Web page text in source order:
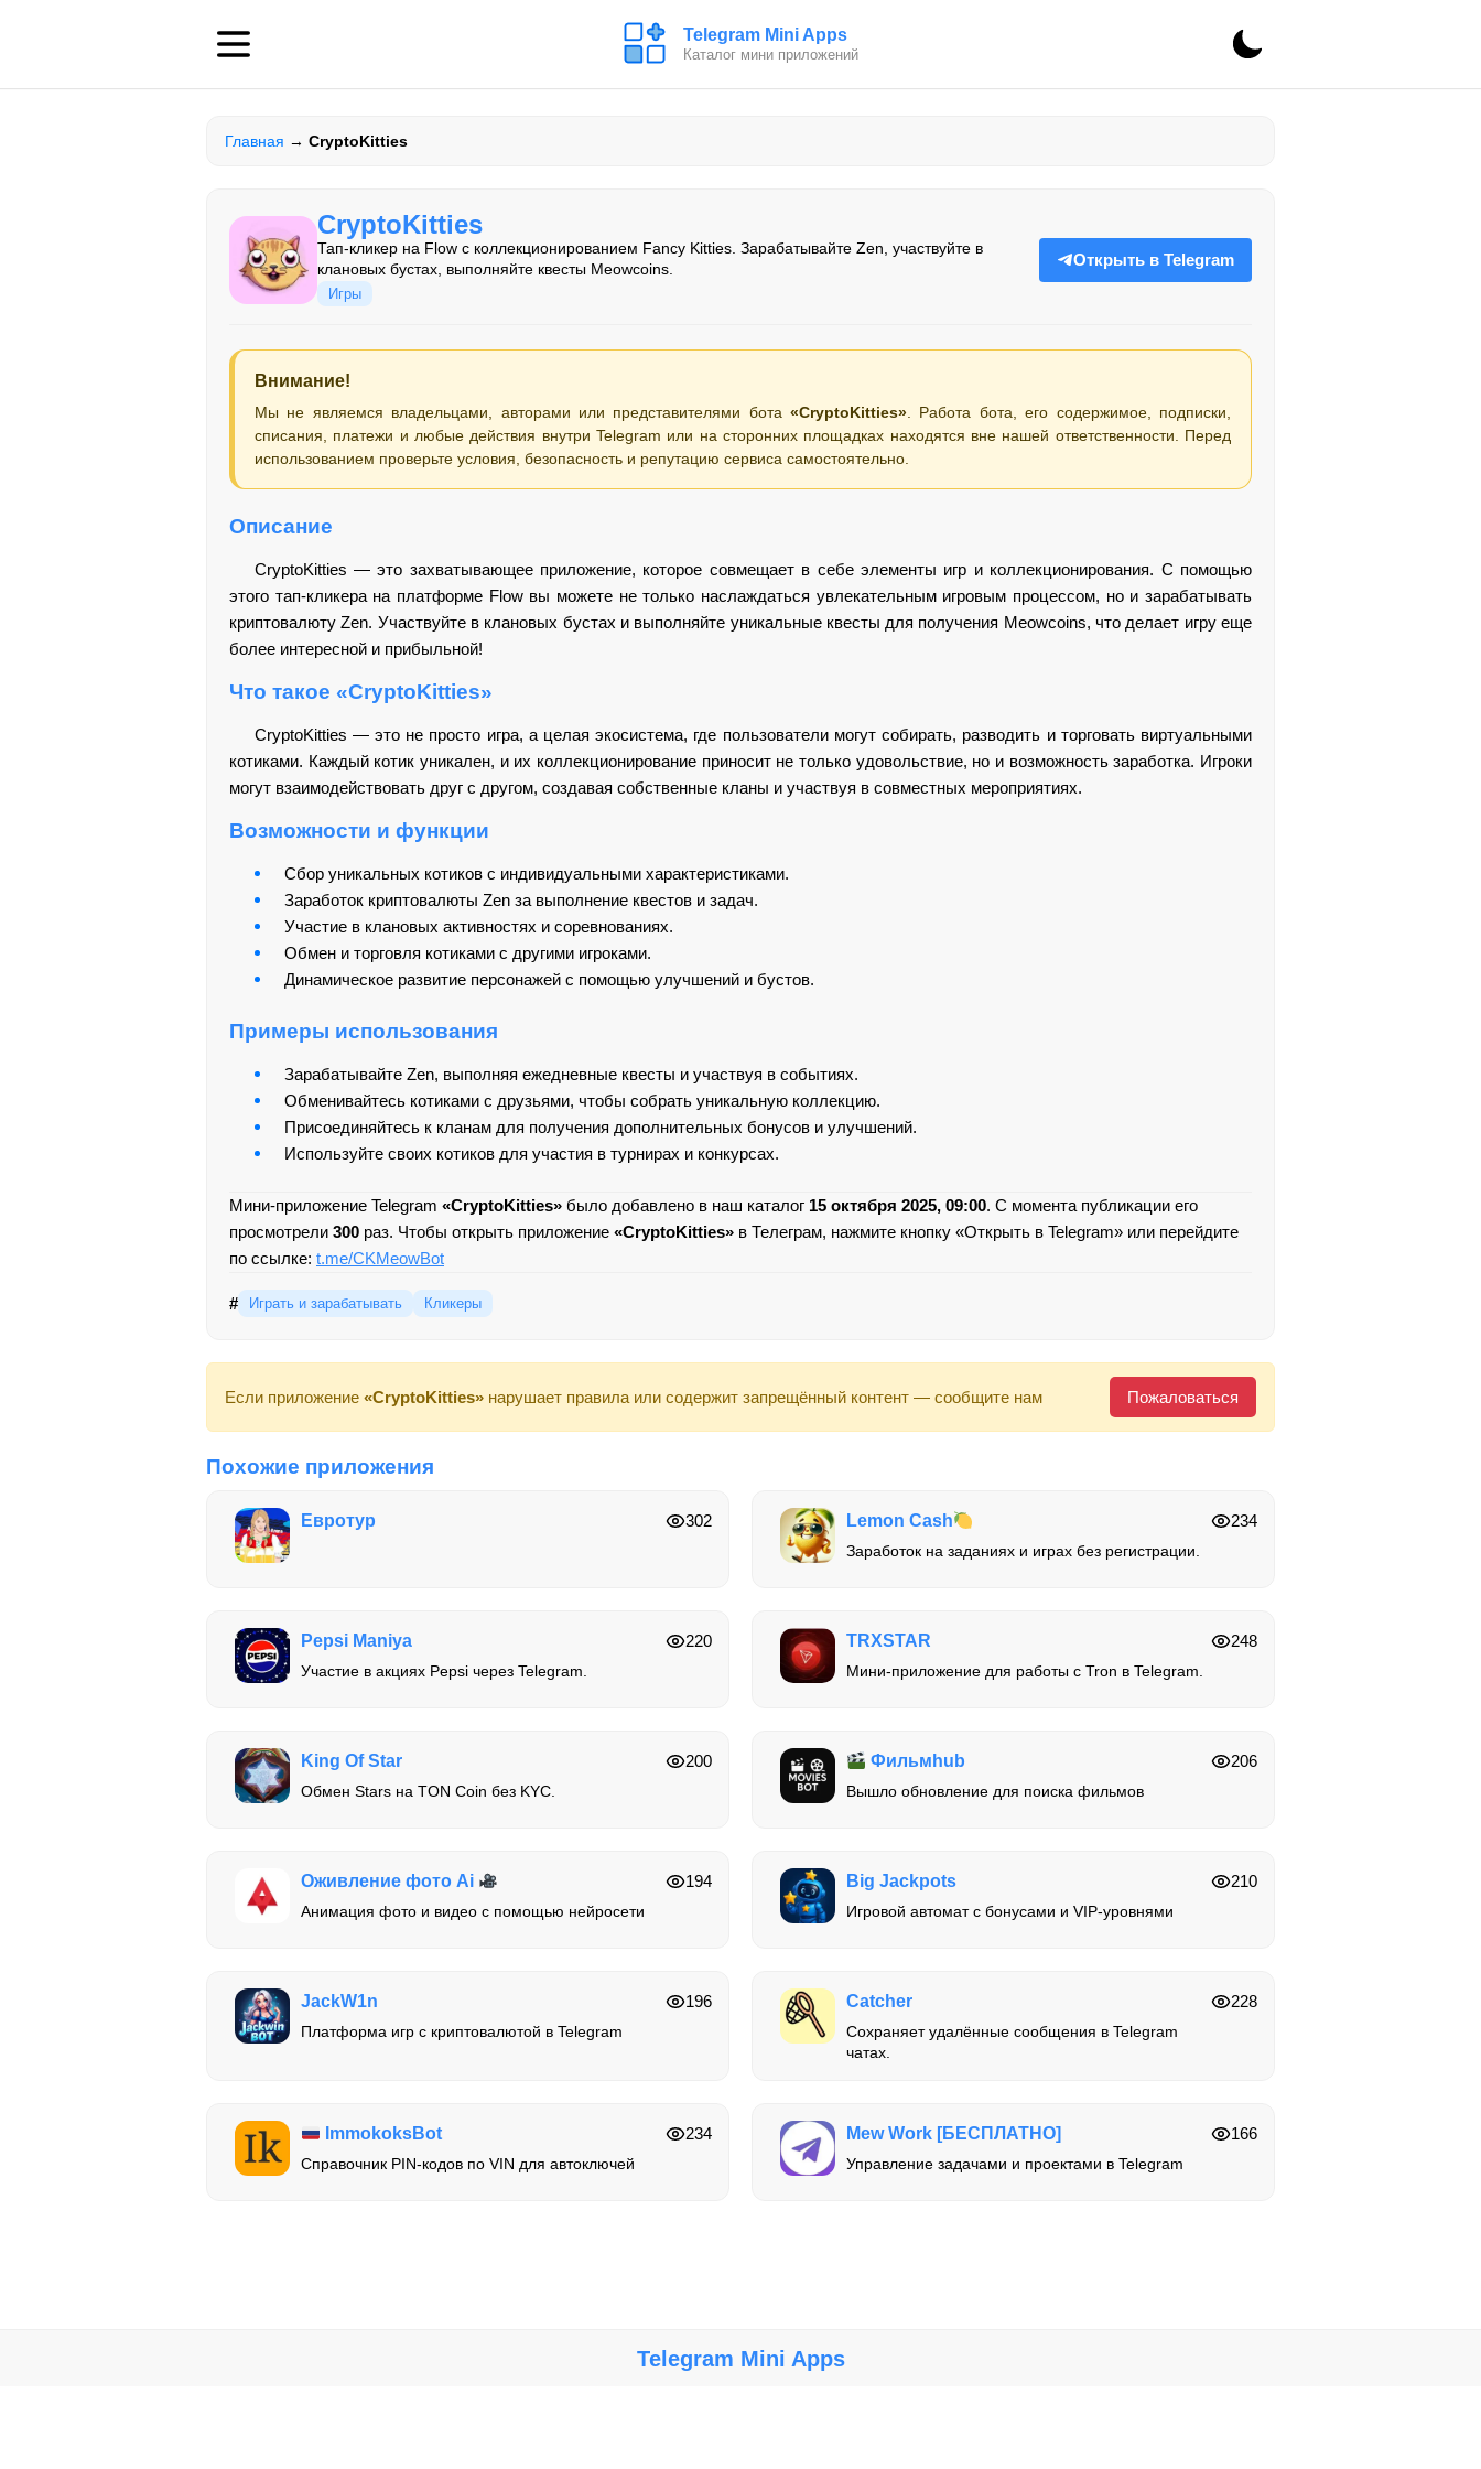
Telegram Mini Apps
Каталог мини приложений
Главная → CryptoKitties
CryptoKitties
Тап-кликер на Flow с коллекционированием Fancy Kitties. Зарабатывайте Zen, участвуйте в
клановых бустах, выполняйте квесты Meowcoins.
Игры
Открыть в Telegram
Внимание!
Мы не являемся владельцами, авторами или представителями бота«CryptoKitties» . Работа бота, его содержимое, подписки,
списания, платежи и любые действия внутри Telegram или на сторонних площадках находятся вне нашей ответственности. Перед
использованием проверьте условия, безопасность и репутацию сервиса самостоятельно.
Описание
CryptoKitties — это захватывающее приложение, которое совмещает в себе элементы игр и коллекционирования. С помощью
этого тап-кликера на платформе Flow вы можете не только наслаждаться увлекательным игровым процессом, но и зарабатывать
криптовалюту Zen. Участвуйте в клановых бустах и выполняйте уникальные квесты для получения Meowcoins, что делает игру еще
более интересной и прибыльной!
Что такое «CryptoKitties»
CryptoKitties — это не просто игра, а целая экосистема, где пользователи могут собирать, разводить и торговать виртуальными
котиками. Каждый котик уникален, и их коллекционирование приносит не только удовольствие, но и возможность заработка. Игроки
могут взаимодействовать друг с другом, создавая собственные кланы и участвуя в совместных мероприятиях.
Возможности и функции
Сбор уникальных котиков с индивидуальными характеристиками.
Заработок криптовалюты Zen за выполнение квестов и задач.
Участие в клановых активностях и соревнованиях.
Обмен и торговля котиками с другими игроками.
Динамическое развитие персонажей с помощью улучшений и бустов.
Примеры использования
Зарабатывайте Zen, выполняя ежедневные квесты и участвуя в событиях.
Обменивайтесь котиками с друзьями, чтобы собрать уникальную коллекцию.
Присоединяйтесь к кланам для получения дополнительных бонусов и улучшений.
Используйте своих котиков для участия в турнирах и конкурсах.
Мини-приложение Telegram «CryptoKitties» было добавлено в наш каталог 15 октября 2025, 09:00. С момента публикации его
просмотрели 300 раз. Чтобы открыть приложение «CryptoKitties» в Телеграм, нажмите кнопку «Открыть в Telegram» или перейдите
по ссылке: t.me/CKMeowBot
# Играть и зарабатывать Кликеры
Если приложение «CryptoKitties» нарушает правила или содержит запрещённый контент — сообщите нам Пожаловаться
Похожие приложения
Евротур 302 Lemon Cash
Заработок на заданиях и играх без регистрации.
234
Pepsi Maniya
Участие в акциях Pepsi через Telegram.
220 TRXSTAR
Мини-приложение для работы с Tron в Telegram.
248
King Of Star
Обмен Stars на TON Coin без KYC.
200 Фильмhub
Вышло обновление для поиска фильмов
206
Оживление фото Ai
Анимация фото и видео с помощью нейросети
194 Big Jackpots
Игровой автомат с бонусами и VIP-уровнями
210
JackW1n
Платформа игр с криптовалютой в Telegram
196 Catcher
Сохраняет удалённые сообщения в Telegram
чатах.
228
ImmokoksBot
Справочник PIN-кодов по VIN для автоключей
234 Mew Work [БЕСПЛАТНО]
Управление задачами и проектами в Telegram
166
Telegram Mini Apps